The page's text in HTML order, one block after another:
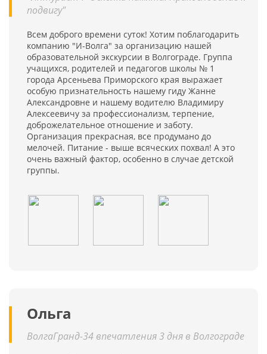
подвигу"
Всем доброго времени суток! Хотим поблагодарить
компанию "И-Волга" за организацию нашей
образовательной экскурсии в Волгограде. Группа
учащихся, родителей и педагогов школы № 1
города Арсеньева Приморского края выражает
особую признательность нашему гиду Жанне
Александровне и нашему водителю Владимиру
Алексеевичу за профессионализм, терпение,
доброжелательное отношение и заботу.
Организация прекрасная, все продумано до
мелочей. Питание - выше всяческих похвал! А это
очень важный фактор, особенно в случае детской
группы.
Ольга
ВолгаГранд-34 впечатления 3 дня в Волгограде